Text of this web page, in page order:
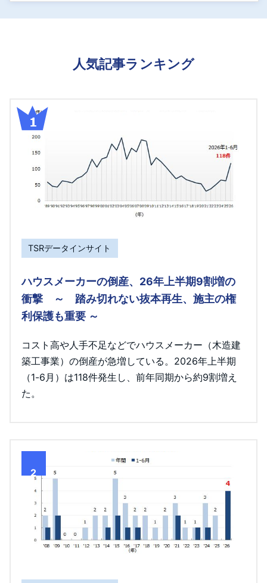
人気記事ランキング
TSRデータインサイト
ハウスメーカーの倒産、26年上半期9割増の
衝撃 ～ 踏み切れない抜本再生、施主の権
利保護も重要 ～
コスト高や人手不足などでハウスメーカー（木造建
築工事業）の倒産が急増している。2026年上半期
（1-6月）は118件発生し、前年同期から約9割増え
た。
2